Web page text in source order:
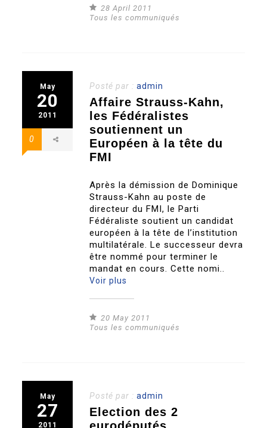
28 April 2011
Tous les communiqués
May
20
2011
0
Posté par :admin
Affaire Strauss-Kahn,
les Fédéralistes
soutiennent un
Européen à la tête du
FMI
Après la démission de Dominique
Strauss-Kahn au poste de
directeur du FMI, le Parti
Fédéraliste soutient un candidat
européen à la tête de l’institution
multilatérale. Le successeur devra
être nommé pour terminer le
mandat en cours. Cette nomi..
Voir plus
20 May 2011
Tous les communiqués
May
27
2011
Posté par :admin
Election des 2